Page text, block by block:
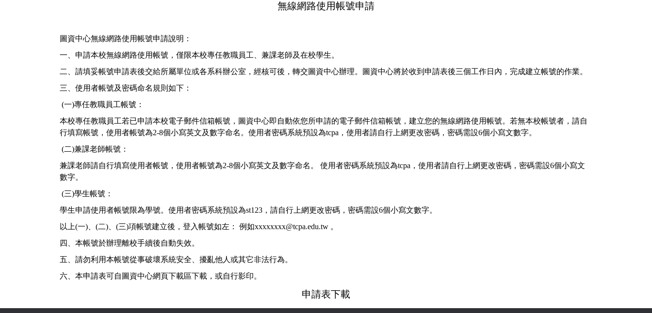
無線網路使用帳號申請
圖資中心無線網路使用帳號申請說明：
一、 申請本校無線網路使用帳號，僅限本校專任教職員工、兼課老師及在校學生。
二、 請填妥帳號申請表後交給所屬單位或各系科辦公室，經核可後，轉交圖資中心辦理。圖資中心將於收到申請表後三個工作日內，完成建立帳號的作業。
三、 使用者帳號及密碼命名規則如下：
(一)專任教職員工帳號：
本校專任教職員工若已申請本校電子郵件信箱帳號，圖資中心即自動依您所申請的電子郵件信箱帳號，建立您的無線網路使用帳號。若無本校帳號者，請自
行填寫帳號，使用者帳號為2-8個小寫英文及數字命名。使用者密碼系統預設為tcpa ，使用者請自行上網更改密碼，密碼需設6個小寫文數字。
(二)兼課老師帳號：
兼課老師請自行填寫使用者帳號，使用者帳號為2-8個小寫英文及數字命名。 使用者密碼系統預設為tcpa ，使用者請自行上網更改密碼，密碼需設6個小寫文
數字。
(三)學生帳號：
學生申請使用者帳號限為學號。使用者密碼系統預設為st123 ，請自行上網更改密碼，密碼需設6個小寫文數字。
以上(一) (二) (三)項帳號建立後，登入帳號如左： 例如xxxxxxxx@tcpa.edu.tw 。
四、本帳號於辦理離校手續後自動失效。
五、請勿利用本帳號從事破壞系統安全、擾亂他人或其它非法行為。
六、本申請表可自圖資中心網頁下載區下載，或自行影印。
申請表下載